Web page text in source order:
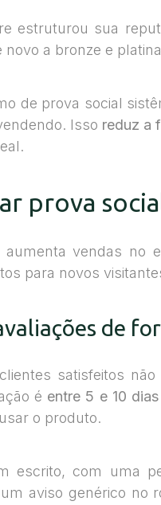
estruturou sua
novo a bronze e
de prova social
Isso reduz a
prova
vendas no
para novos
de
satisfeitos
é entre 5 e 10
o produto.
escrito, com uma
aviso genérico no